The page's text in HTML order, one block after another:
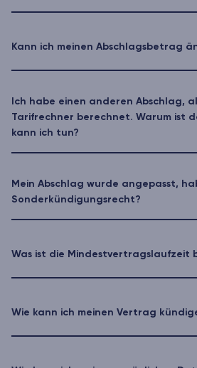
Kann ich meinen Abschlagsbetrag
Ich habe einen anderen Abschlag,
Tarifrechner berechnet. Warum ist
kann ich tun?
Mein Abschlag wurde angepasst,
Sonderkündigungsrecht?
Was ist die Mindestvertragslaufzeit
Wie kann ich meinen Vertrag